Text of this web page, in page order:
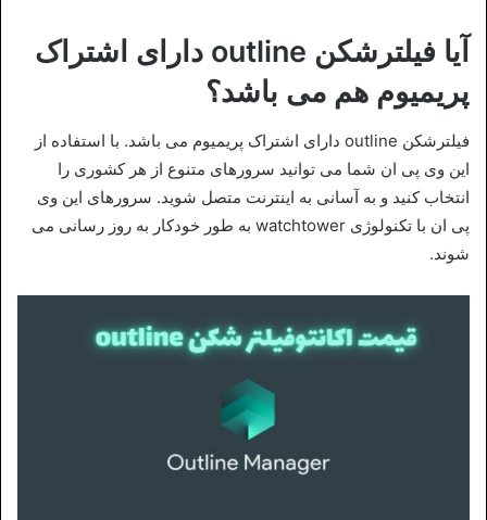
آیا فیلترشکن outline دارای اشتراک
پریمیوم هم می باشد؟
فیلترشکن outline دارای اشتراک پریمیوم می باشد. با استفاده از
این وی پی ان شما می توانید سرورهای متنوع از هر کشوری را
انتخاب کنید و به آسانی به اینترنت متصل شوید. سرورهای این وی
پی ان با تکنولوژی watchtower به طور خودکار به روز رسانی می
شوند.